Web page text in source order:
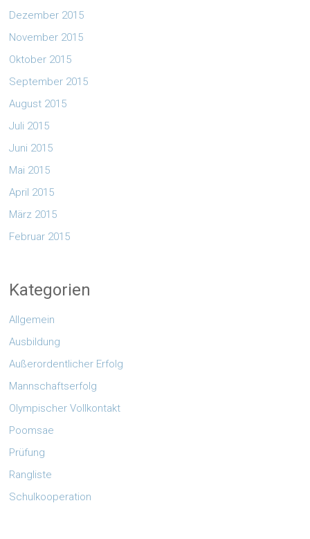
Dezember 2015
November 2015
Oktober 2015
September 2015
August 2015
Juli 2015
Juni 2015
Mai 2015
April 2015
März 2015
Februar 2015
Kategorien
Allgemein
Ausbildung
Außerordentlicher Erfolg
Mannschaftserfolg
Olympischer Vollkontakt
Poomsae
Prüfung
Rangliste
Schulkooperation